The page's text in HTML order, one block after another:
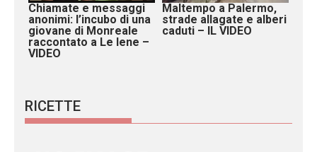
Chiamate e messaggi
anonimi: l’incubo di una
giovane di Monreale
raccontato a Le Iene –
VIDEO
Maltempo a Palermo,
strade allagate e alberi
caduti – IL VIDEO
RICETTE